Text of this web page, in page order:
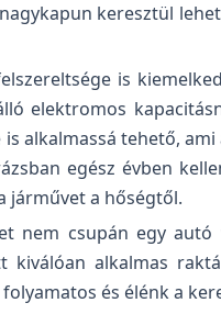
keresztül
is
elektromos
alkalmassá tehető,
egész évben
járművet a hőségtől.
nem csupán egy
kiválóan alkalmas
és élénk a